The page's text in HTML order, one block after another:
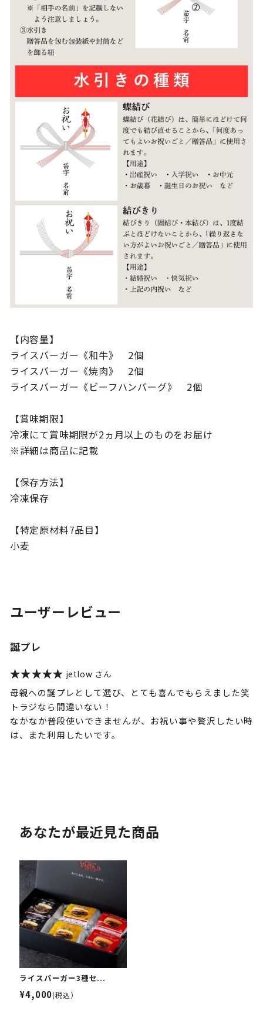
【内容量】
ライスバーガー《和牛》 2個
ライスバーガー《焼肉》 2個
ライスバーガー《ビーフハンバーグ》 2個
【賞味期限】
冷凍にて賞味期限が2ヵ月以上のものをお届け
※詳細は商品に記載
【保存方法】
冷凍保存
【特定原材料7品目】
小麦
ユーザーレビュー
誕プレ
jetlow
母親への誕プレとして選び、とても喜んでもらえました笑
トラジなら間違いない！
なかなか普段使いできませんが、お祝い事や贅沢したい時
は、また利用したいです。
あなたが最近見た商品
ライスバーガー3種セ...
¥4,000(税込）